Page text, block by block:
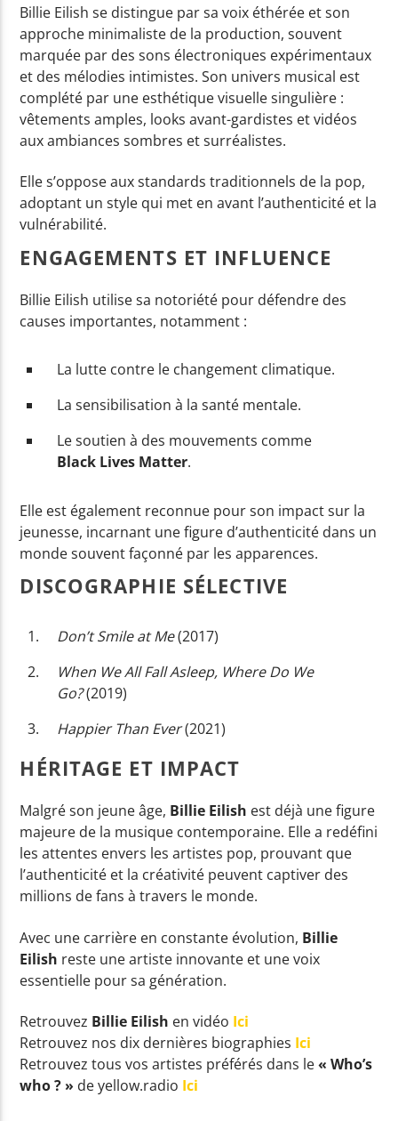
Billie Eilish se distingue par sa voix éthérée et son
approche minimaliste de la production, souvent
marquée par des sons électroniques expérimentaux
et des mélodies intimistes. Son univers musical est
complété par une esthétique visuelle singulière :
vêtements amples, looks avant-gardistes et vidéos
aux ambiances sombres et surréalistes.
Elle s’oppose aux standards traditionnels de la pop,
adoptant un style qui met en avant l’authenticité et la
vulnérabilité.
ENGAGEMENTS ET INFLUENCE
Billie Eilish utilise sa notoriété pour défendre des
causes importantes, notamment :
La lutte contre le changement climatique.
La sensibilisation à la santé mentale.
Le soutien à des mouvements comme
Black Lives Matter.
Elle est également reconnue pour son impact sur la
jeunesse, incarnant une figure d’authenticité dans un
monde souvent façonné par les apparences.
DISCOGRAPHIE SÉLECTIVE
Don’t Smile at Me(2017)
When We All Fall Asleep, Where Do We
Go?(2019)
Happier Than Ever(2021)
HÉRITAGE ET IMPACT
Malgré son jeune âge, Billie Eilish est déjà une figure
majeure de la musique contemporaine. Elle a redéfini
les attentes envers les artistes pop, prouvant que
l’authenticité et la créativité peuvent captiver des
millions de fans à travers le monde.
Avec une carrière en constante évolution, Billie
Eilish reste une artiste innovante et une voix
essentielle pour sa génération.
Retrouvez Billie Eilish en vidéo Ici
Retrouvez nos dix dernières biographies Ici
Retrouvez tous vos artistes préférés dans le« Who’s
who ? » de yellow.radio Ici